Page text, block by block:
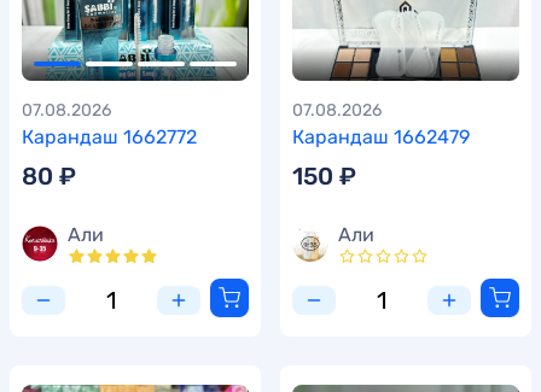
Карандаш 1662772
07.08.2026
80 ₽
Али
Карандаш 1662479
07.08.2026
150 ₽
Али